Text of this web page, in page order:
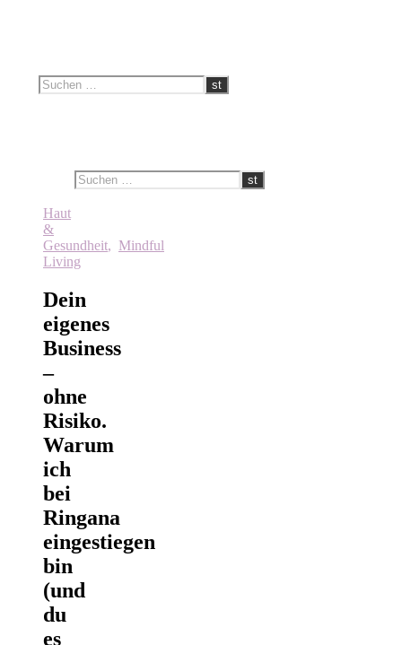
Haut
&
Gesundheit, Mindful
Living
Dein
eigenes
Business
–
ohne
Risiko.
Warum
ich
bei
Ringana
eingestiegen
bin
(und
du
es